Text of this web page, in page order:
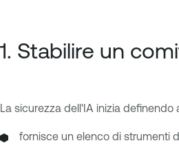
1. Stabilire un
La sicurezza dell'IA inizia
fornisce un elenco di strumenti